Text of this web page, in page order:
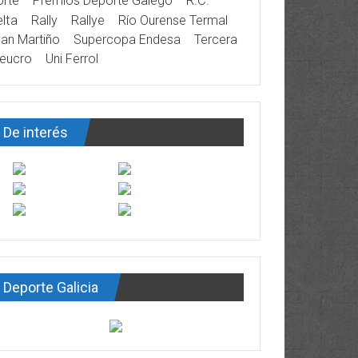
Rally Rallye
Río Ourense Termal
Martiño
Supercopa Endesa
Tercera
Uni Ferrol
De interés
Deporte Galicia